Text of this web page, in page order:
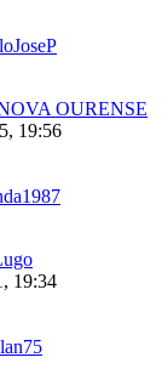
OURENSE
19:56
19:34